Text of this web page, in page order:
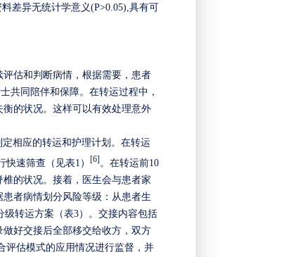
差异无统计学意义(P>0.05),具有可
估和判断病情，根据需要，患者
共同陪伴和保障。在转运过程中，
的状况。这样可以有效处理意外
相应的转运和护理计划。在转运
速筛查（见表1）
[6] 。在转运前10
的状况。接着，医生会与患者家
者病情划分风险等级： 从患者生
级转运方案 （表3）。 交接内容包括
好交接后全部移交给收方，双方
评估模式的应用情况进行监督，并